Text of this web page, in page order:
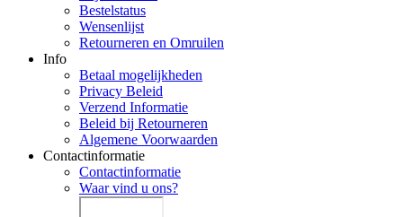
Bestelstatus
Wensenlijst
Retourneren en Omruilen
Info
Betaal mogelijkheden
Privacy Beleid
Verzend Informatie
Beleid bij Retourneren
Algemene Voorwaarden
Contactinformatie
Contactinformatie
Waar vind u ons?